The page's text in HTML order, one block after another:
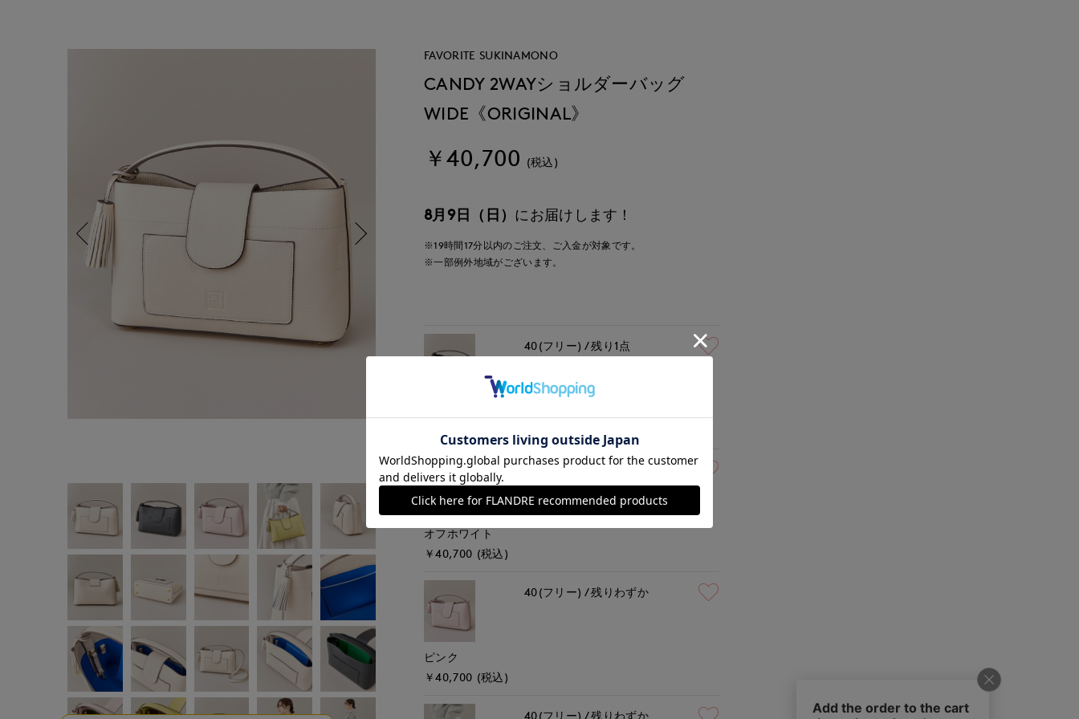
FAVORITE SUKINAMONO
CANDY 2WAYショルダーバッグ
WIDE《ORIGINAL》
￥40,700 (税込)
8月9日（日） にお届けします！
※19時間17分以内のご注文、ご入金が対象です。
※一部例外地域がございます。
40(フリー) 残り1点
オフホワイト
￥40,700 (税込)
40(フリー) 残りわずか
ピンク
￥40,700 (税込)
40(フリー) 残りわずか
40(フリー) 残りわずか